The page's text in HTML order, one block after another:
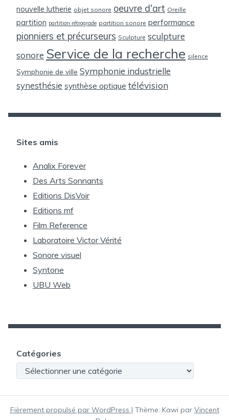
nouvelle lutherie objet sonore oeuvre d'art Oreille
partition partition rétrograde partition sonore performance
pionniers et précurseurs Sculpture sculpture
sonore Service de la recherche silence
Symphonie de ville Symphonie industrielle
synesthésie synthèse optique télévision
Sites amis
Analix Forever
Des Arts Sonnants
Editions DisVoir
Editions mf
Film Reference
Laboratoire Victor Vérité
Sonore visuel
Syntone
UBU Web
Catégories
Catégories
Fièrement propulsé par WordPress | Thème: Kawi par Vincent